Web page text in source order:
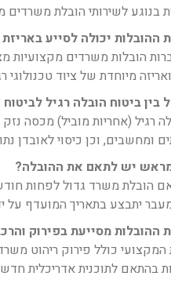
בנוגע לשירותי הובלת משרדים
יכולה לסייע
הובלות משרדים מקצועיות
מיוחדת של ציוד
ביטוח הובלה רגיל
רגיל (אחריות מוביל) מכסה
ומחשבים, וכן כיסוי לאובדן
יש לתאם את ההובלה?
הובלת משרד גדול לפחות
יתבצע בתאריך המועדף על
מסייעת בפירוק
המקצועי כולל פירוק ריהוט
בהתאם לתוכנית אדריכלית